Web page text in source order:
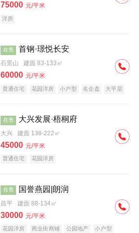
75000 元/平米
洋房
在售 首钢·璟悦长安
石景山 建面 83-133㎡
60000 元/平米
普通住宅 花园洋房 小户型 名企盘 大平层
在售 大兴发展·梧桐府
大兴 建面 138-222㎡
45000 元/平米
普通住宅 花园洋房
在售 国誉燕园|朗润
昌平 建面 88-134㎡
30000 元/平米
花园洋房 商业街商铺 公园地产
小户型